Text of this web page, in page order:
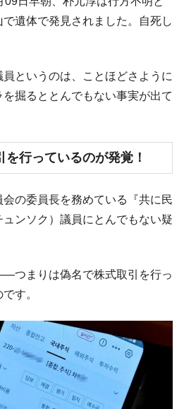
き株価操作であり、空前の国政壟
鉄鋼輸出を異常増加させる ⇒ 中
。
が示す現況は決して良くない。
案件】韓国消費者院が『クーパ
ジス搭載の次世代駆逐艦
】ウォン安が急進！ 日米の協調
のでは。
ている。6カ月で対前年同期比
使スティールが着韓！⇒ さっそ
け！」「極右勢力」のプラカー
」
遺体で発見されました。自死し
というのは、ことほどさように
掘るととんでもない事実が出て
行っているのが発覚！
の委員長を務めている『共に民
ンソク）議員にとんでもない疑
つまりは偽名で株式取引を行っ
す。